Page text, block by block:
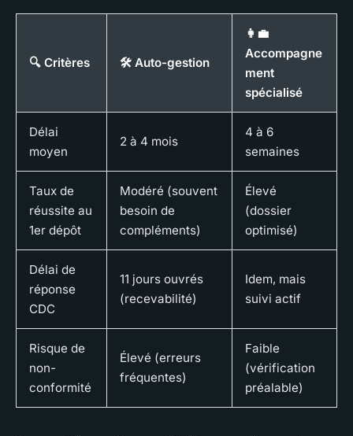
🔍 Critères 🛠️ Auto-gestion
👩‍💼
Accompagne
ment
spécialisé
Délai
moyen
2 à 4 mois
4 à 6
semaines
Taux de
réussite au
1er dépôt
Modéré (souvent
besoin de
compléments)
Élevé
(dossier
optimisé)
Délai de
réponse
CDC
11 jours ouvrés
(recevabilité)
Idem, mais
suivi actif
Risque de
non-
conformité
Élevé (erreurs
fréquentes)
Faible
(vérification
préalable)